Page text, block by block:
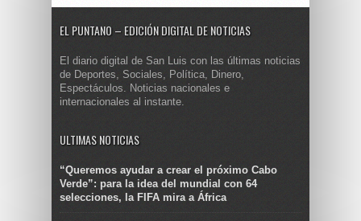
EL PUNTANO – EDICIÓN DIGITAL DE NOTICIAS
El diario digital de San Luis con las últimas noticias
de Deportes, Sociales, Política, Dinero,
Espectáculos. Noticias nacionales e
internacionales al instante.
ULTIMAS NOTICIAS
“Queremos ayudar a crear el próximo Cabo
Verde”: para la idea del mundial con 64
selecciones, la FIFA mira a África